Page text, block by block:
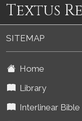
Textus
SITEMAP
Home
Library
Interlinear Bible